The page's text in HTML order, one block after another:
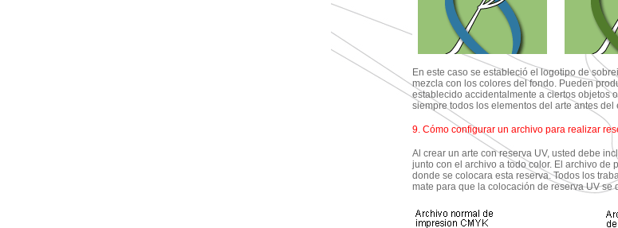
En este caso se estableció el logotipo de
mezcla con los colores del fondo. Pueden
establecido accidentalmente a ciertos objetos
siempre todos los elementos del arte antes del
9. Cómo configurar un archivo para realizar
Al crear un arte con reserva UV, usted debe
junto con el archivo a todo color. El archivo de
donde se colocara esta reserva. Todos los
mate para que la colocación de reserva UV se